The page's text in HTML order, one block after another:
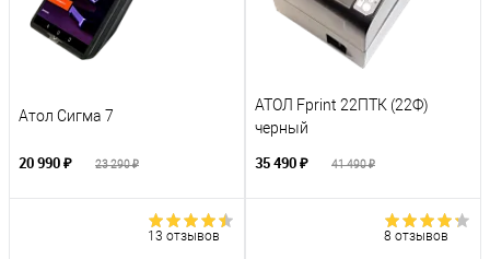
Атол Сигма 7
20 990 ₽ 23 290 ₽
АТОЛ Fprint 22ПТК (22Ф)
черный
35 490 ₽ 41 490 ₽
13 отзывов 8 отзывов